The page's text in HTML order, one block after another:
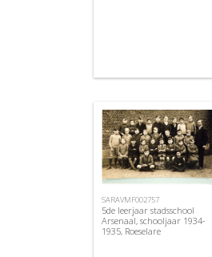
SARAVMF002757
5de leerjaar stadsschool
Arsenaal, schooljaar 1934-
1935, Roeselare